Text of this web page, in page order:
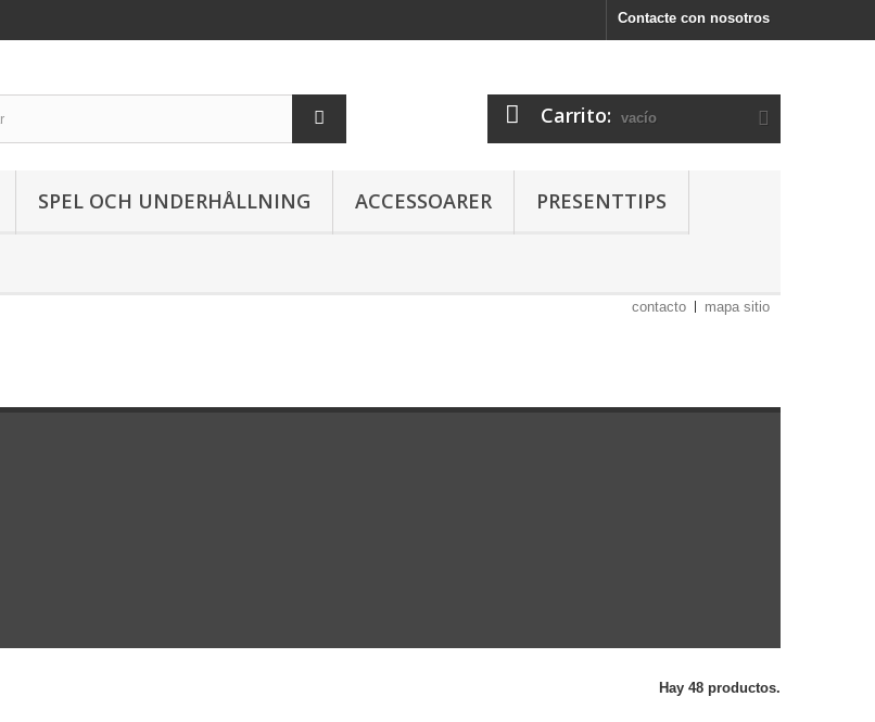
Contacte con nosotros
Carrito: vacío
SPEL OCH UNDERHÅLLNING ACCESSOARER PRESENTTIPS
contacto mapa sitio
Hay 48 productos.